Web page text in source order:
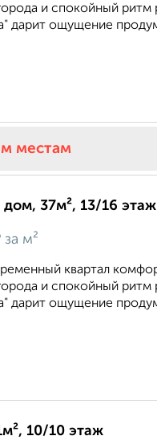
и спокойный ритм
дарит ощущение
местам
37м², 13/16 этаж
за м²
квартал
и спокойный ритм
дарит ощущение
10/10 этаж